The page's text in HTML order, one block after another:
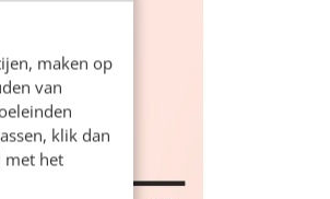
maken op
van
klik dan
met het